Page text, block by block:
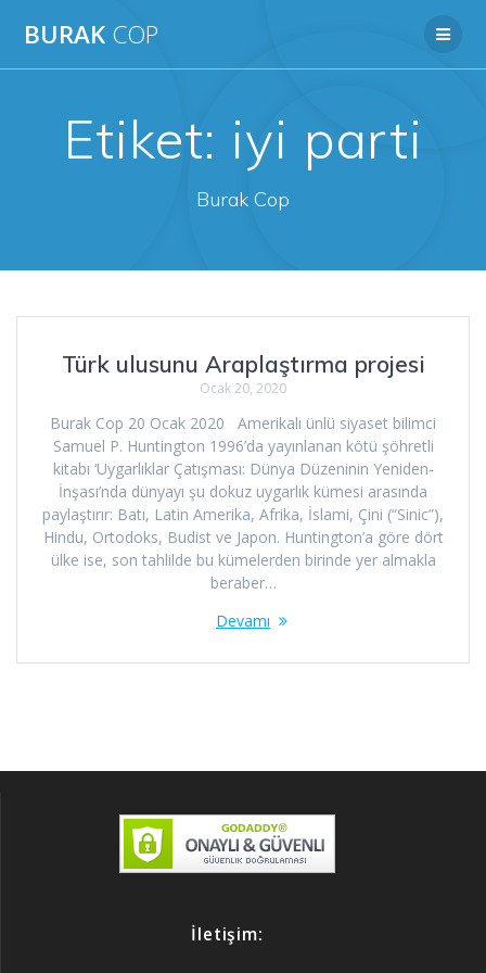
BURAK COP
Etiket: iyi parti
Burak Cop
Türk ulusunu Araplaştırma projesi
Ocak 20, 2020
Burak Cop 20 Ocak 2020 Amerikalı ünlü siyaset bilimci
Samuel P. Huntington 1996’da yayınlanan kötü şöhretli
kitabı ‘Uygarlıklar Çatışması: Dünya Düzeninin Yeniden-
İnşası’nda dünyayı şu dokuz uygarlık kümesi arasında
paylaştırır: Batı, Latin Amerika, Afrika, İslami, Çini (“Sinic”),
Hindu, Ortodoks, Budist ve Japon. Huntington’a göre dört
ülke ise, son tahlilde bu kümelerden birinde yer almakla
beraber…
Devamı
İletişim: